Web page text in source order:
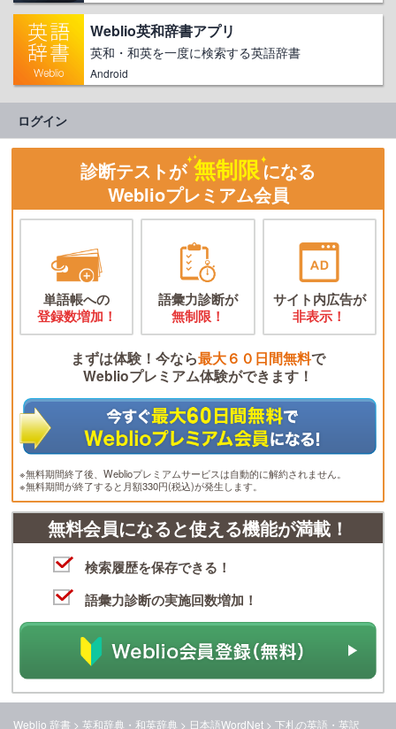
Weblio英和辞書アプリ
英和・和英を一度に検索する英語辞書
Android
ログイン
診断テストが 無制限になる
Weblioプレミアム会員
単語帳への
登録数増加！
語彙力診断が
無制限！
サイト内広告が
非表示！
まずは体験！今なら最大６０日間無料で
Weblioプレミアム体験ができます！
※無料期間終了後、Weblioプレミアムサービスは自動的に解約されません。
※無料期間が終了すると月額330円(税込)が発生します。
無料会員になると使える機能が満載！
検索履歴を保存できる！
語彙力診断の実施回数増加！
Weblio 辞書 > 英和辞典・和英辞典 > 日本語WordNet > 下札の英語・英訳